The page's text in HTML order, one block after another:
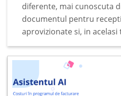
diferente, mai cunoscuta
documentul pentru
aprovizionate si, in acelasi
document justificativ
gestiunea stocurilor.
intocmeste de catre